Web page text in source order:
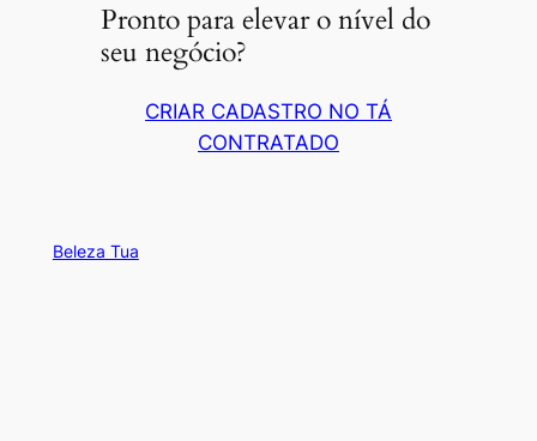
Pronto para elevar o nível do
seu negócio?
CRIAR CADASTRO NO TÁ
CONTRATADO
Beleza Tua